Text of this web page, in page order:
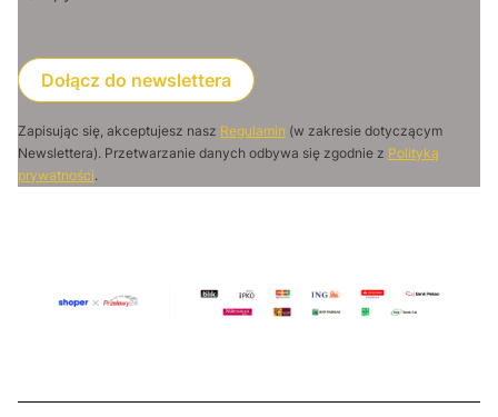
Dołącz do newslettera
Zapisując się, akceptujesz nasz Regulamin (w zakresie dotyczącym
Newslettera). Przetwarzanie danych odbywa się zgodnie z Polityką
prywatności.